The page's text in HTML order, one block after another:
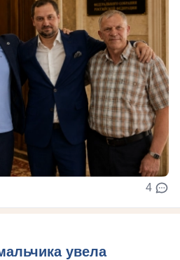
4
увела